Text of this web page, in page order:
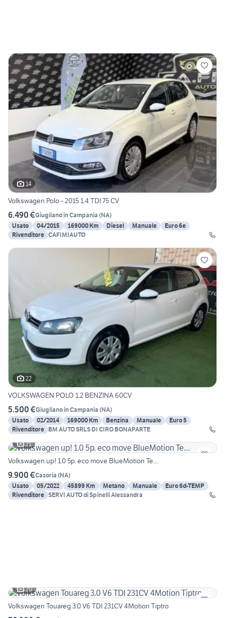
14
Volkswagen Polo - 2015 1.4 TDI 75 CV
6.490 €Giugliano in Campania (NA)
Usato
04/2015 169000 Km Diesel Manuale
Euro 6e
Rivenditore CAFIMIAUTO
22
VOLKSWAGEN POLO 1.2 BENZINA 60CV
5.500 €Giugliano in Campania (NA)
Usato
02/2014 169000 Km Benzina Manuale
Euro 5
Rivenditore BM AUTO SRLS DI CIRO BONAPARTE
21
Volkswagen up! 1.0 5p. eco move BlueMotion Te...
9.900 €Casoria (NA)
Usato
05/2022 45899 Km Metano Manuale
Euro 6d-TEMP
Rivenditore SERVI AUTO di Spinelli Alessandra
20
Volkswagen Touareg 3.0 V6 TDI 231CV 4Motion Tiptro